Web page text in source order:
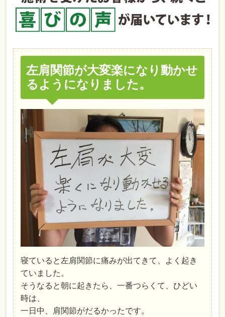
左肩関節が大変楽になり動かせ
るようになりました。
寝ていると左肩関節に痛みが出てきて、よく起き
ていました。
そうなると朝に起きたら、一番つらくて、ひどい
時は、
一日中、肩関節がだるかったです。